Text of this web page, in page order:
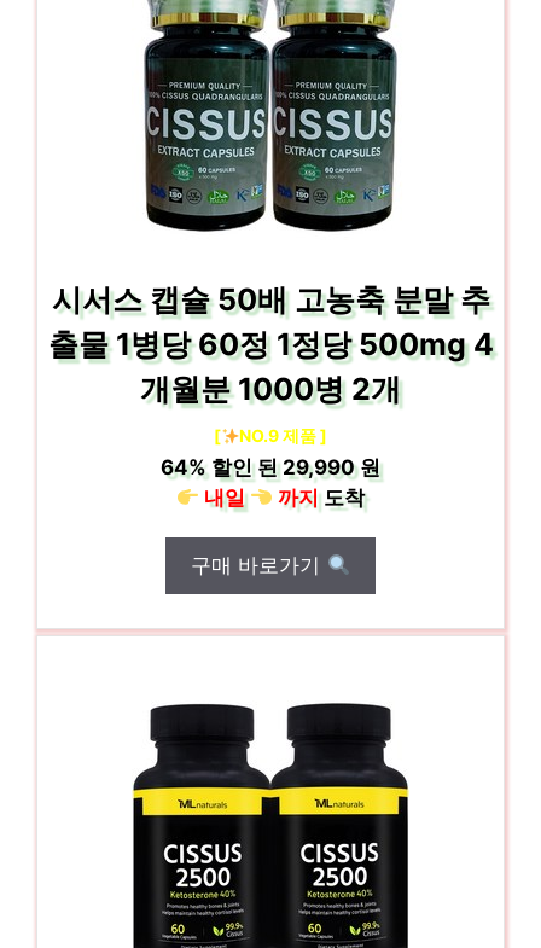
시서스 캡슐 50배 고농축 분말 추
출물 1병당 60정 1정당 500mg 4
개월분 1000병 2개
[ NO.9 제품 ]
64%할인 된29,990 원
내일
까지도착
구매 바로가기